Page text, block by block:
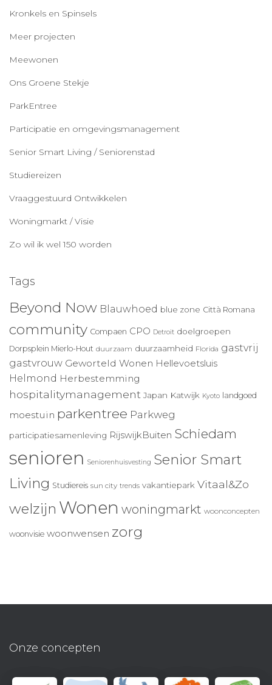
Kronkels en Spinsels
Meer projecten
Meewonen
Ons Groene Stekje
ParkEntree
Participatie en omgevingsmanagement
Senior Smart Living / Seniorenstad
Studiereizen
Vraaggestuurd Ontwikkelen
Woningmarkt / Visie
Zo wil ik wel 150 worden
Tags
Beyond Now Blauwhoed blue zone Città Romana
community Compaen CPO Detroit doelgroepen
Dorpsplein Mierlo-Hout duurzaam duurzaamheid Florida gastvrij
gastvrouw Geworteld Wonen Hellevoetsluis
Helmond Herbestemming
hospitalitymanagement Japan Katwijk Kyoto landgoed
moestuin parkentree Parkweg
participatiesamenleving RijswijkBuiten Schiedam
senioren Seniorenhuisvesting Senior Smart
Living Studiereis sun city trends vakantiepark Vitaal&Zo
welzijn Wonen woningmarkt woonconcepten
woonvisie woonwensen zorg
Onze concepten